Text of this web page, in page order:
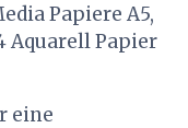
Papiere A5,
Aquarell Papier
eine